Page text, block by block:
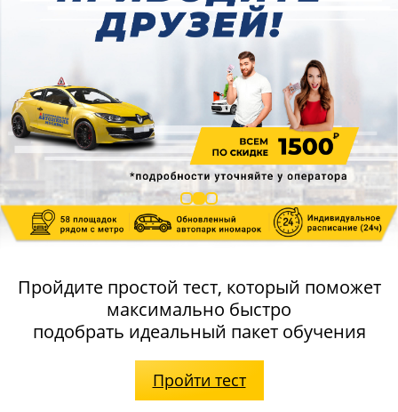
Пройдите простой тест, который поможет
максимально быстро
подобрать идеальный пакет обучения
Пройти тест